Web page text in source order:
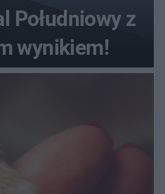
Południowy z
wynikiem!